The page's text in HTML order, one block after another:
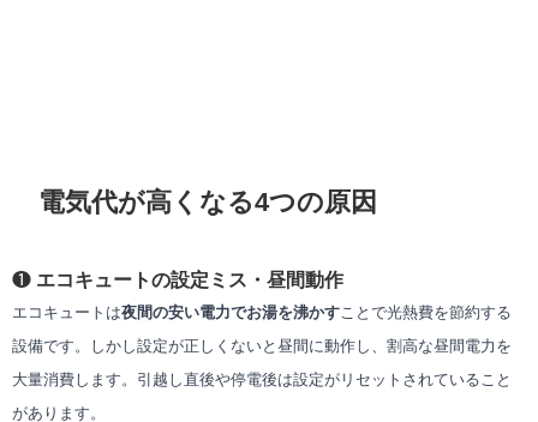
電気代が高くなる4つの原因
❶ エコキュートの設定ミス・昼間動作
エコキュートは夜間の安い電力でお湯を沸かす ことで光熱費を節約する
設備です。しかし設定が正しくないと昼間に動作し、割高な昼間電力を
大量消費します。引越し直後や停電後は設定がリセットされていること
があります。